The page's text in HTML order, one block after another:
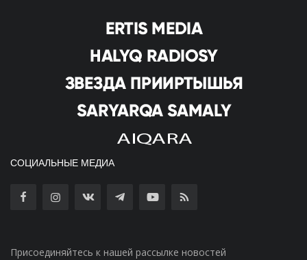
СОЦИАЛЬНЫЕ МЕДИА
Присоединяйтесь к нашей рассылке новостей